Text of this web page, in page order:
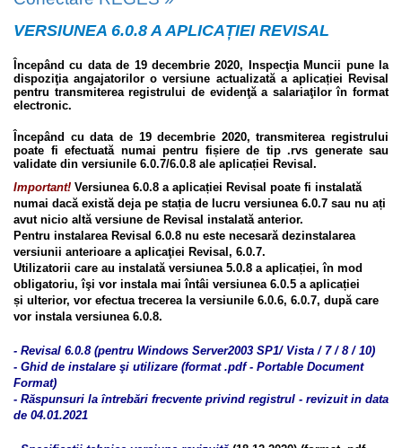
VERSIUNEA 6.0.8 A APLICAȚIEI REVISAL
Începând cu data de 19 decembrie 2020, Inspecţia Muncii pune la
dispoziţia angajatorilor o versiune actualizată a aplicației Revisal
pentru transmiterea registrului de evidenţă a salariaţilor în format
electronic.
Începând cu data de 19 decembrie 2020, transmiterea registrului
poate fi efectuată numai pentru fișiere de tip .rvs generate sau
validate din versiunile 6.0.7/6.0.8 ale aplicației Revisal.
Important! Versiunea 6.0.8 a aplicației Revisal poate fi instalată
numai dacă există deja pe stația de lucru versiunea 6.0.7 sau nu ați
avut nicio altă versiune de Revisal instalată anterior.
Pentru instalarea Revisal 6.0.8 nu este necesară dezinstalarea
versiunii anterioare a aplicaţiei Revisal, 6.0.7.
Utilizatorii care au instalată versiunea 5.0.8 a aplicației, în mod
obligatoriu, îşi vor instala mai întâi versiunea 6.0.5 a aplicației
și ulterior, vor efectua trecerea la versiunile 6.0.6, 6.0.7, după care
vor instala versiunea 6.0.8.
- Revisal 6.0.8 (pentru Windows Server2003 SP1/ Vista / 7 / 8 / 10)
- Ghid de instalare şi utilizare (format .pdf - Portable Document
Format)
- Răspunsuri la întrebări frecvente privind registrul - revizuit in data
de 04.01.2021